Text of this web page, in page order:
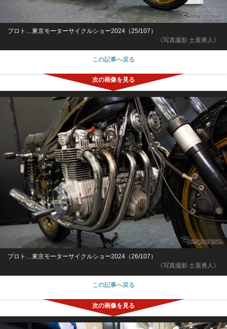
《写真撮影 土屋勇人》
プロト…東京モーターサイクルショー2024（25/107）
この記事へ戻る
《写真撮影 土屋勇人》
プロト…東京モーターサイクルショー2024（26/107）
この記事へ戻る